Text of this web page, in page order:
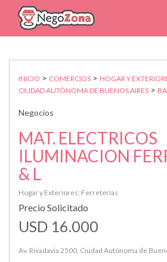
INICIO > COMERCIOS > HOGAR Y
CIUDAD AUTÓNOMA DE BUENOS AIRES >
Negocios
MAT. ELECTRICOS
ILUMINACION
& L
Hogar y Exteriores; Ferreterías
Precio Solicitado
USD 16.000
Av. Rivadavia 2500, Ciudad Autónoma de